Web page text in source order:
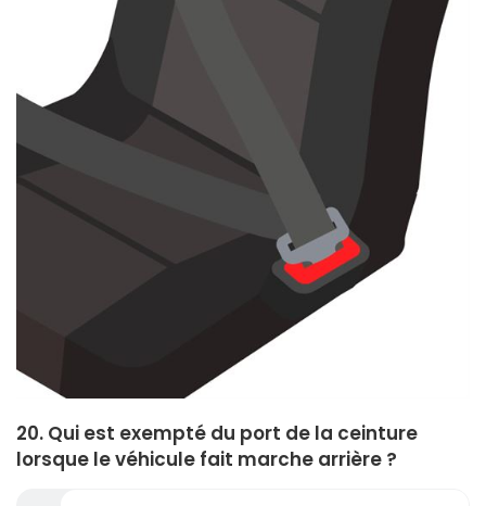
20. Qui est exempté du port de la ceinture
lorsque le véhicule fait marche arrière ?